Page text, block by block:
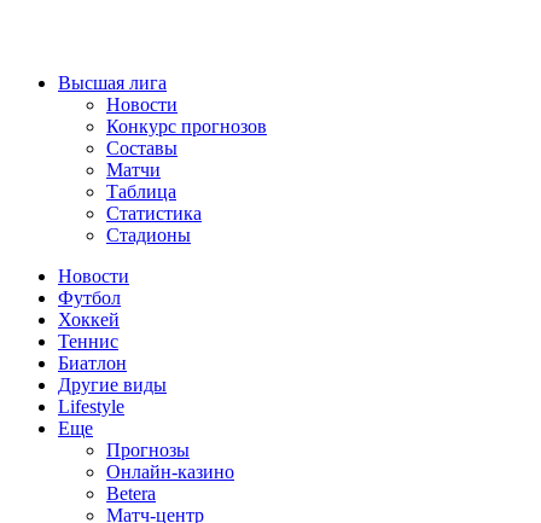
Высшая лига
Новости
Конкурс прогнозов
Составы
Матчи
Таблица
Статистика
Стадионы
Новости
Футбол
Хоккей
Теннис
Биатлон
Другие виды
Lifestyle
Еще
Прогнозы
Онлайн-казино
Betera
Матч-центр